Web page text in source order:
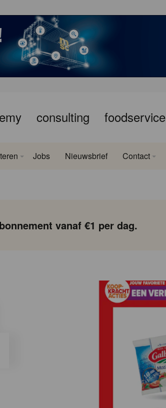
consulting foodservice
Jobs Nieuwsbrief Contact
vanaf €1 per dag.